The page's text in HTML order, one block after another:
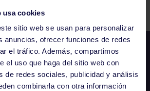
usa cookies
sitio web se usan para personalizar
anuncios, ofrecer funciones de redes
el tráfico. Además, compartimos
el uso que haga del sitio web con
de redes sociales, publicidad y análisis
combinarla con otra información